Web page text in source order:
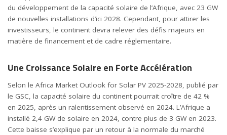
du développement de la capacité solaire de l’Afrique, avec 23 GW
de nouvelles installations d’ici 2028. Cependant, pour attirer les
investisseurs, le continent devra relever des défis majeurs en
matière de financement et de cadre réglementaire.
Une Croissance Solaire en Forte Accélération
Selon le Africa Market Outlook for Solar PV 2025-2028, publié par
le GSC, la capacité solaire du continent pourrait croître de 42 %
en 2025, après un ralentissement observé en 2024. L’Afrique a
installé 2,4 GW de solaire en 2024, contre plus de 3 GW en 2023.
Cette baisse s’explique par un retour à la normale du marché